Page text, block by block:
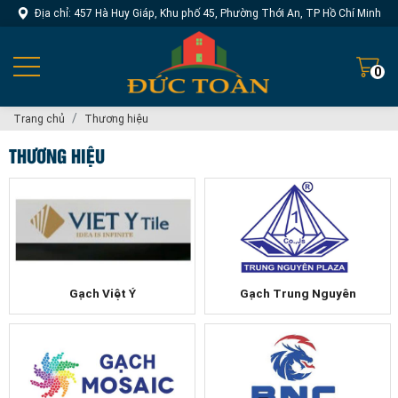
Địa chỉ: 457 Hà Huy Giáp, Khu phố 45, Phường Thới An, TP Hồ Chí Minh
0
Trang chủ Thương hiệu
THƯƠNG HIỆU
Gạch Việt Ý Gạch Trung Nguyên